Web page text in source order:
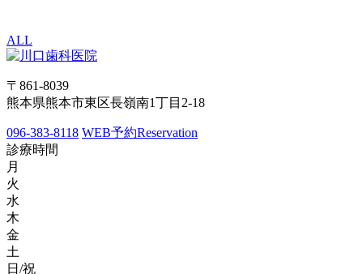
ALL
〒861-8039
熊本県熊本市東区長嶺南1丁目2-18
096-383-8118 WEB予約Reservation
診療時間
月
火
水
木
金
土
日/祝